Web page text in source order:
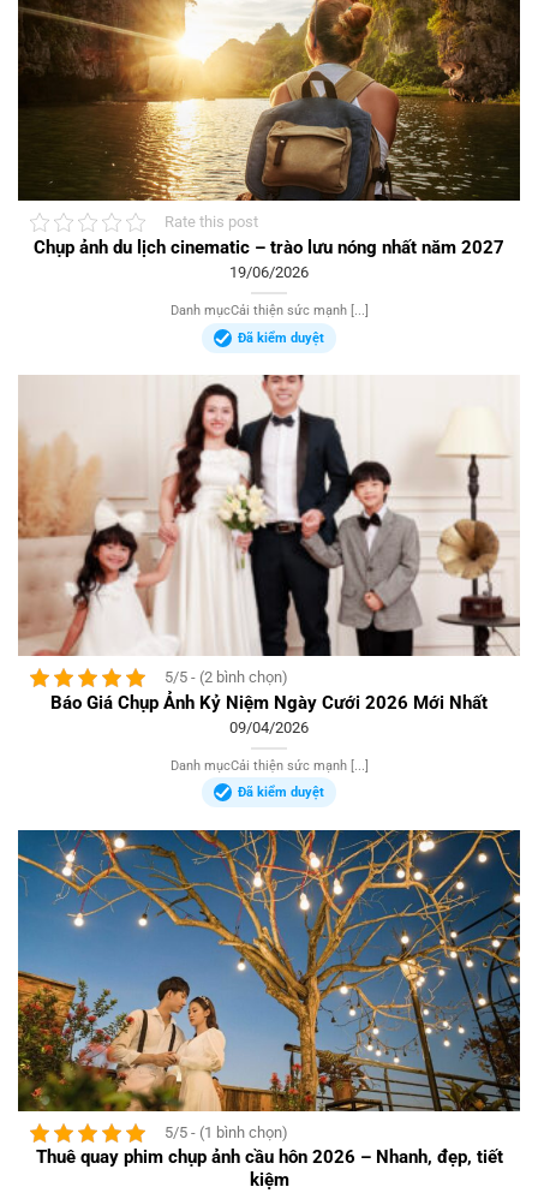
Rate this post
Chụp ảnh du lịch cinematic – trào lưu nóng nhất năm 2027
19/06/2026
Danh mụcCải thiện sức mạnh [...]
Đã kiểm duyệt
5/5 - (2 bình chọn)
Báo Giá Chụp Ảnh Kỷ Niệm Ngày Cưới 2026 Mới Nhất
09/04/2026
Danh mụcCải thiện sức mạnh [...]
Đã kiểm duyệt
5/5 - (1 bình chọn)
Thuê quay phim chụp ảnh cầu hôn 2026 – Nhanh, đẹp, tiết
kiệm